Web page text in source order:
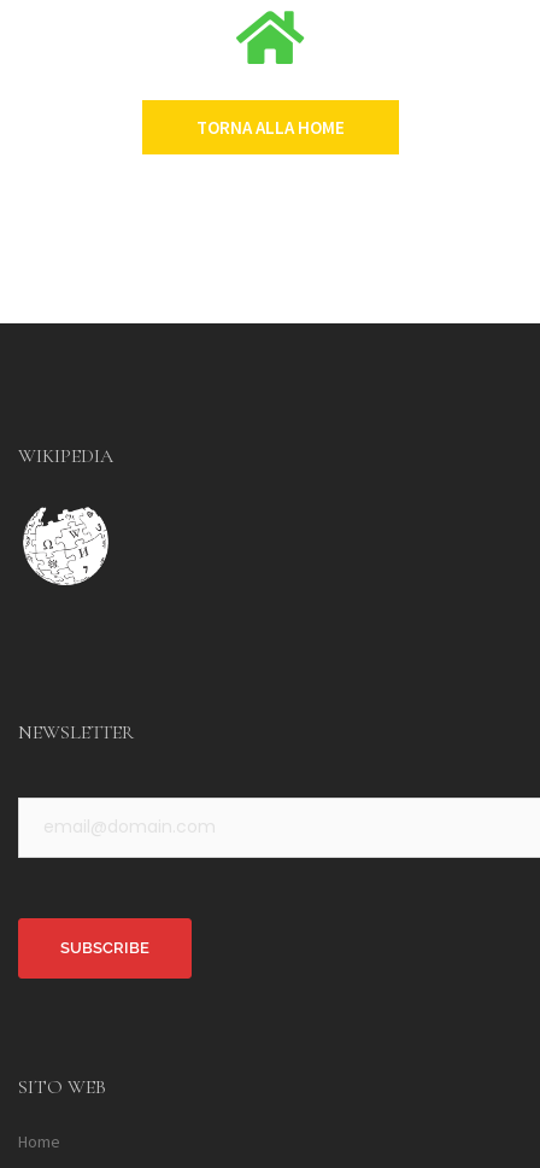
TORNA ALLA HOME
WIKIPEDIA
NEWSLETTER
SITO WEB
Home